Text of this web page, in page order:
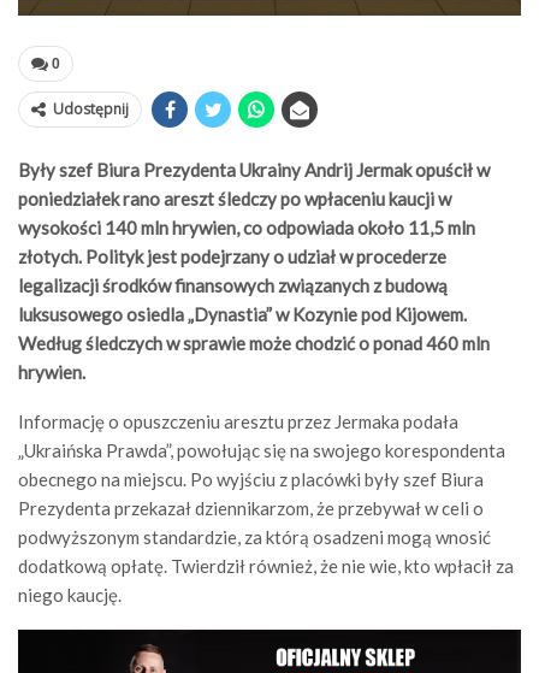
0
Udostępnij
Były szef Biura Prezydenta Ukrainy Andrij Jermak opuścił w
poniedziałek rano areszt śledczy po wpłaceniu kaucji w
wysokości 140 mln hrywien, co odpowiada około 11,5 mln
złotych. Polityk jest podejrzany o udział w procederze
legalizacji środków finansowych związanych z budową
luksusowego osiedla „Dynastia” w Kozynie pod Kijowem.
Według śledczych w sprawie może chodzić o ponad 460 mln
hrywien.
Informację o opuszczeniu aresztu przez Jermaka podała
„Ukraińska Prawda”, powołując się na swojego korespondenta
obecnego na miejscu. Po wyjściu z placówki były szef Biura
Prezydenta przekazał dziennikarzom, że przebywał w celi o
podwyższonym standardzie, za którą osadzeni mogą wnosić
dodatkową opłatę. Twierdził również, że nie wie, kto wpłacił za
niego kaucję.